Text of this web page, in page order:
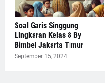
Soal Garis Singgung
Lingkaran Kelas 8 By
Bimbel Jakarta Timur
September 15, 2024